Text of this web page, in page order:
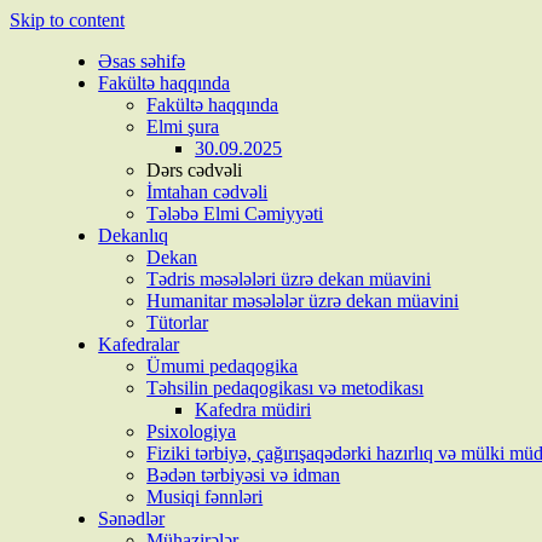
Skip to content
Əsas səhifə
Fakültə haqqında
Fakültə haqqında
Elmi şura
30.09.2025
Dərs cədvəli
İmtahan cədvəli
Tələbə Elmi Cəmiyyəti
Dekanlıq
Dekan
Tədris məsələləri üzrə dekan müavini
Humanitar məsələlər üzrə dekan müavini
Tütorlar
Kafedralar
Ümumi pedaqogika
Təhsilin pedaqogikası və metodikası
Kafedra müdiri
Psixologiya
Fiziki tərbiyə, çağırışaqədərki hazırlıq və mülki
Bədən tərbiyəsi və idman
Musiqi fənnləri
Sənədlər